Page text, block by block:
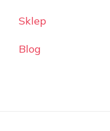
Sklep
Blog